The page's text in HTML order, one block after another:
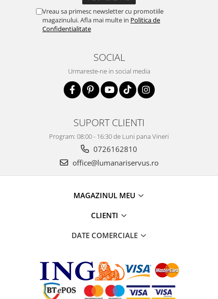
Vreau sa primesc newsletter cu promotiile
magazinului. Afla mai multe in Politica de
Confidentialitate
SOCIAL
Urmareste-ne in social media
SUPORT CLIENTI
Program: 08:00 - 16:30 de Luni pana Vineri
0726162810
office@lumanariservus.ro
MAGAZINUL MEU
CLIENTI
DATE COMERCIALE